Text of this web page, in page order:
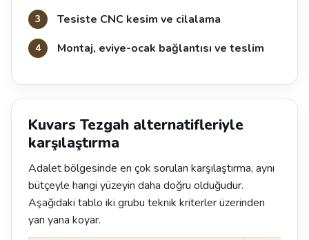
Tesiste CNC kesim ve cilalama
Montaj, eviye-ocak bağlantısı ve teslim
Kuvars Tezgah alternatifleriyle
karşılaştırma
Adalet bölgesinde en çok sorulan karşılaştırma, aynı
bütçeyle hangi yüzeyin daha doğru olduğudur.
Aşağıdaki tablo iki grubu teknik kriterler üzerinden
yan yana koyar.